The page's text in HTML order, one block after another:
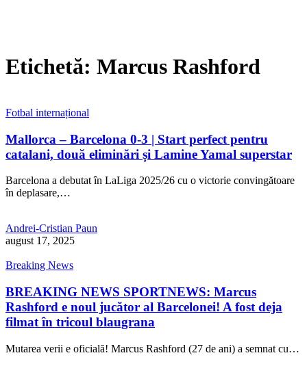
Etichetă: Marcus Rashford
Fotbal internațional
Mallorca – Barcelona 0-3 | Start perfect pentru
catalani, două eliminări și Lamine Yamal superstar
Barcelona a debutat în LaLiga 2025/26 cu o victorie convingătoare
în deplasare,…
Andrei-Cristian Paun
august 17, 2025
Breaking News
BREAKING NEWS SPORTNEWS: Marcus
Rashford e noul jucător al Barcelonei! A fost deja
filmat în tricoul blaugrana
Mutarea verii e oficială! Marcus Rashford (27 de ani) a semnat cu…